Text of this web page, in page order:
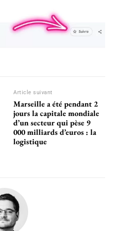
Article suivant
Marseille a été pendant 2
jours la capitale mondiale
d’un secteur qui pèse 9
000 milliards d’euros : la
logistique